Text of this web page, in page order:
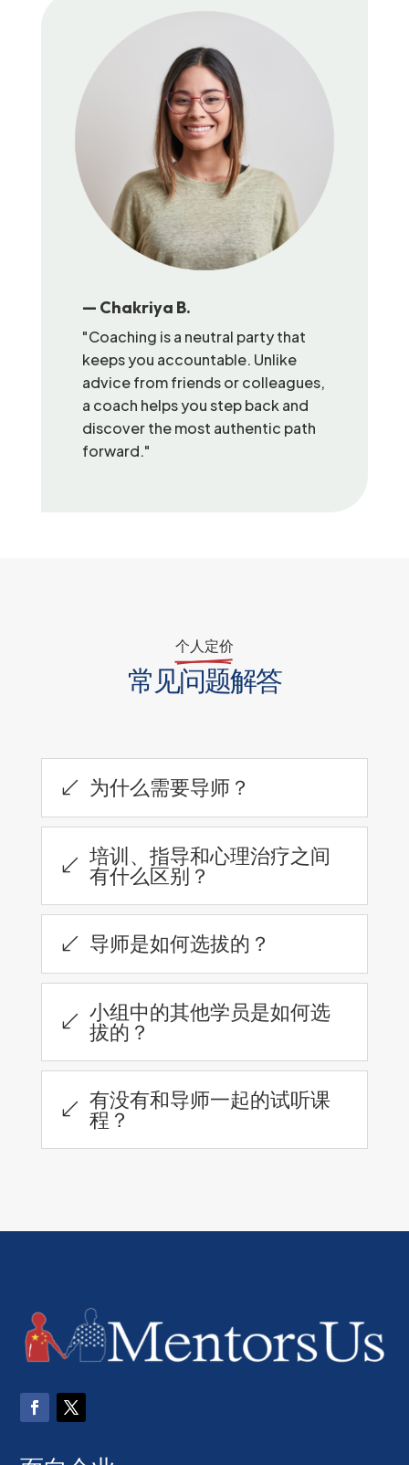
— Chakriya B.
"Coaching is a neutral party that
keeps you accountable. Unlike
advice from friends or colleagues,
a coach helps you step back and
discover the most authentic path
forward."
个人定价
常见问题解答
( 为什么需要导师？
( 培训、指导和心理治疗之间
有什么区别？
( 导师是如何选拔的？
( 小组中的其他学员是如何选
拔的？
( 有没有和导师一起的试听课
程？